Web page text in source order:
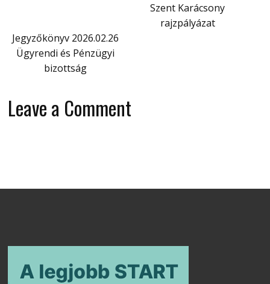
Szent Karácsony
rajzpályázat
Jegyzőkönyv 2026.02.26
Ügyrendi és Pénzügyi
bizottság
Leave a Comment